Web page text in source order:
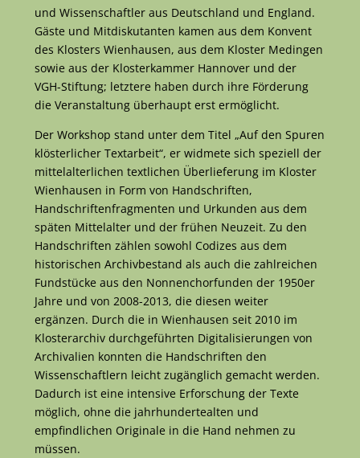
und Wissenschaftler aus Deutschland und England.
Gäste und Mitdiskutanten kamen aus dem Konvent
des Klosters Wienhausen, aus dem Kloster Medingen
sowie aus der Klosterkammer Hannover und der
VGH-Stiftung; letztere haben durch ihre Förderung
die Veranstaltung überhaupt erst ermöglicht.
Der Workshop stand unter dem Titel „Auf den Spuren
klösterlicher Textarbeit“, er widmete sich speziell der
mittelalterlichen textlichen Überlieferung im Kloster
Wienhausen in Form von Handschriften,
Handschriftenfragmenten und Urkunden aus dem
späten Mittelalter und der frühen Neuzeit. Zu den
Handschriften zählen sowohl Codizes aus dem
historischen Archivbestand als auch die zahlreichen
Fundstücke aus den Nonnenchorfunden der 1950er
Jahre und von 2008-2013, die diesen weiter
ergänzen. Durch die in Wienhausen seit 2010 im
Klosterarchiv durchgeführten Digitalisierungen von
Archivalien konnten die Handschriften den
Wissenschaftlern leicht zugänglich gemacht werden.
Dadurch ist eine intensive Erforschung der Texte
möglich, ohne die jahrhundertealten und
empfindlichen Originale in die Hand nehmen zu
müssen.